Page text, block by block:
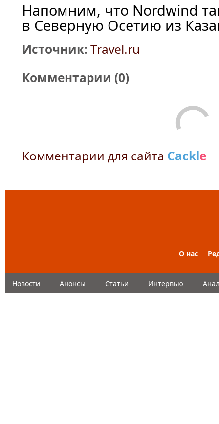
Напомним, что Nordwind
в Северную Осетию из
Источник: Travel.ru
Комментарии (0)
Комментарии для сайта Cackle
О нас
Новости Анонсы Статьи Интервью